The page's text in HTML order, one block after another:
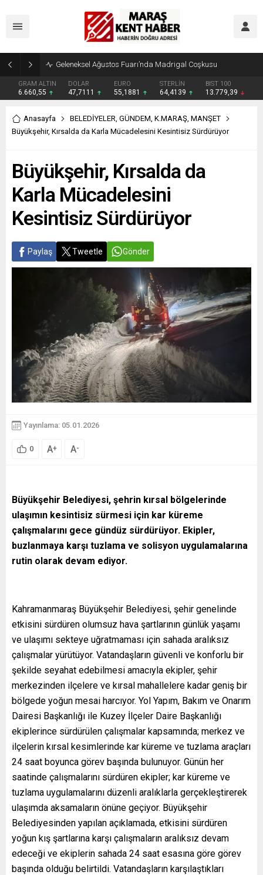
Geleneksel Ağustos Fuarı’nda Madrigal Coşkusu
GRAM ALTIN
6.660,55
DOLAR
47,7111
EURO
55,1881
STERLİN
64,4139
BIST 100
13.779,39
Anasayfa BELEDİYELER, GÜNDEM, K.MARAŞ, MANŞET
Büyükşehir, Kırsalda da Karla Mücadelesini Kesintisiz Sürdürüyor
Büyükşehir, Kırsalda da
Karla Mücadelesini
Kesintisiz Sürdürüyor
Paylaş Tweetle Gönder
Yayınlama: 05.01.2026
0 A+ A-
Büyükşehir Belediyesi, şehrin kırsal bölgelerinde
ulaşımın kesintisiz sürmesi için kar küreme
çalışmalarını gece gündüz sürdürüyor. Ekipler,
buzlanmaya karşı tuzlama ve solisyon uygulamalarına
rutin olarak devam ediyor.
Kahramanmaraş Büyükşehir Belediyesi, şehir genelinde
etkisini sürdüren olumsuz hava şartlarının günlük yaşamı
ve ulaşımı sekteye uğratmaması için sahada aralıksız
çalışmalar yürütüyor. Vatandaşların güvenli ve konforlu bir
şekilde seyahat edebilmesi amacıyla ekipler, şehir
merkezinden ilçelere ve kırsal mahallelere kadar geniş bir
bölgede yoğun mesai harcıyor. Yol Yapım, Bakım ve Onarım
Dairesi Başkanlığı ile Kuzey İlçeler Daire Başkanlığı
ekiplerince sürdürülen çalışmalar kapsamında; merkez ve
ilçelerin kırsal kesimlerinde kar küreme ve tuzlama araçları
24 saat boyunca görev başında bulunuyor. Günün her
saatinde çalışmalarını sürdüren ekipler; kar küreme ve
tuzlama uygulamalarını düzenli aralıklarla gerçekleştirerek
ulaşımda aksamaların önüne geçiyor. Büyükşehir
Belediyesinden yapılan açıklamada, etkisini sürdüren
yoğun kış şartlarına karşı çalışmaların aralıksız devam
edeceği ve ekiplerin sahada 24 saat esasına göre görev
başında olduğu belirtildi. Vatandaşların karşılaştıkları